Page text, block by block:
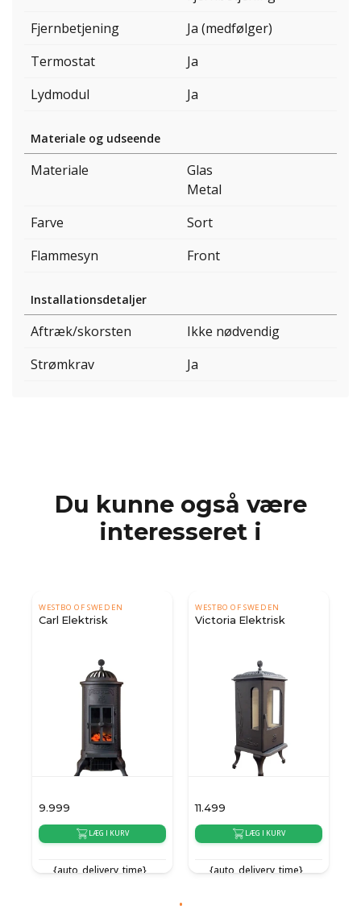
Fjernbetjening
Ja (medfølger)
Termostat
Ja
Lydmodul
Ja
Materiale og udseende
Materiale
Glas
Metal
Farve
Sort
Flammesyn
Front
Installationsdetaljer
Aftræk/skorsten
Ikke nødvendig
Strømkrav
Ja
Du kunne også være
interesseret i
WESTBO OF SWEDEN
Carl Elektrisk
9.999
LÆG I KURV
{auto_delivery_time}
WESTBO OF SWEDEN
Victoria Elektrisk
11.499
LÆG I KURV
{auto_delivery_time}